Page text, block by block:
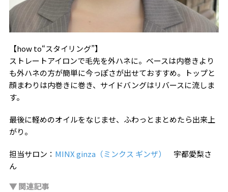
【how to“スタイリング”】
ストレートアイロンで毛先を外ハネに。ベースは内巻きより
も外ハネの方が簡単に今っぽさが出せておすすめ。トップと
顔まわりは内巻きに巻き、サイドバングはリバースに流しま
す。
最後に軽めのオイルをなじませ、ふわっとまとめたら出来上
がり。
担当サロン： MINX ginza（ミンクス ギンザ）
宇都愛梨さ
ん
▼ 関連記事